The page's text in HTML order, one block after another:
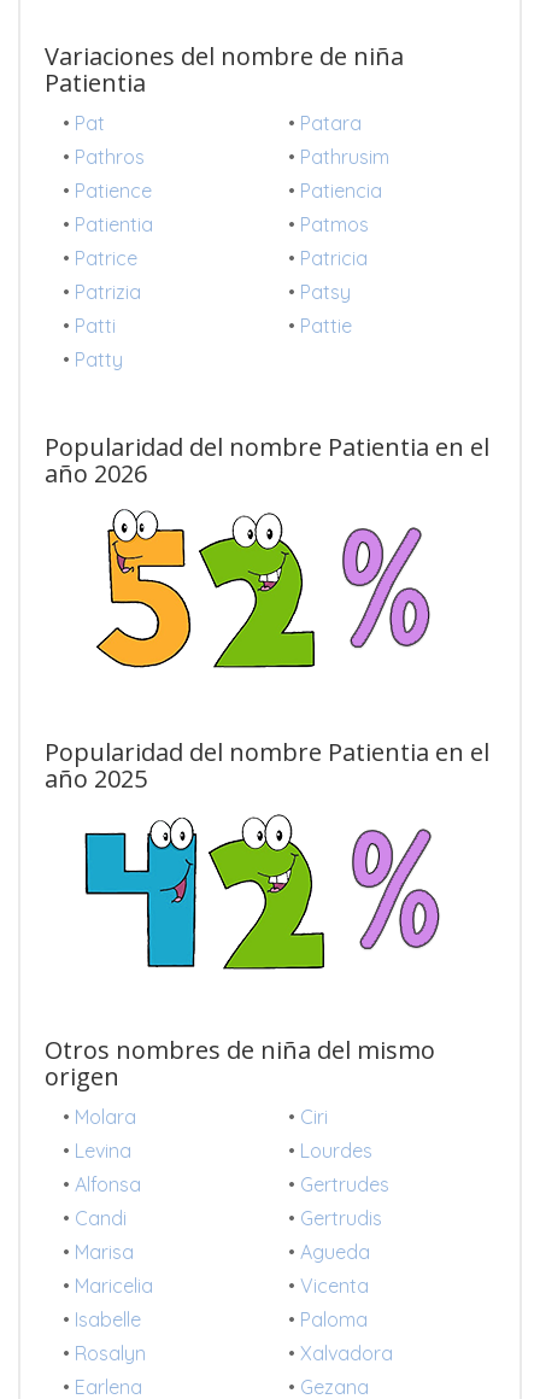
Variaciones del nombre de niña
Patientia
• Pat • Patara
• Pathros • Pathrusim
• Patience • Patiencia
• Patientia • Patmos
• Patrice • Patricia
• Patrizia • Patsy
• Patti • Pattie
• Patty
Popularidad del nombre Patientia en el
año 2026
Popularidad del nombre Patientia en el
año 2025
Otros nombres de niña del mismo
origen
• Molara • Ciri
• Levina • Lourdes
• Alfonsa • Gertrudes
• Candi • Gertrudis
• Marisa • Agueda
• Maricelia • Vicenta
• Isabelle • Paloma
• Rosalyn • Xalvadora
• Earlena • Gezana